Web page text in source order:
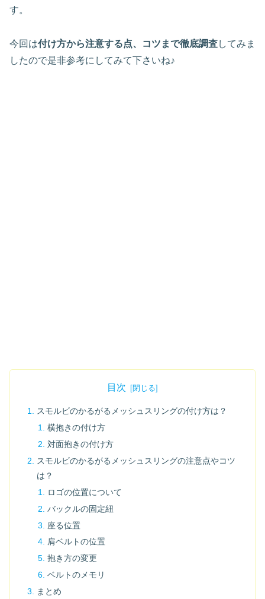
す。
今回は付け方から注意する点、コツまで徹底調査してみま
したので是非参考にしてみて下さいね♪
目次
スモルビのかるがるメッシュスリングの付け方は？
横抱きの付け方
対面抱きの付け方
スモルビのかるがるメッシュスリングの注意点やコツ
は？
ロゴの位置について
バックルの固定紐
座る位置
肩ベルトの位置
抱き方の変更
ベルトのメモリ
まとめ